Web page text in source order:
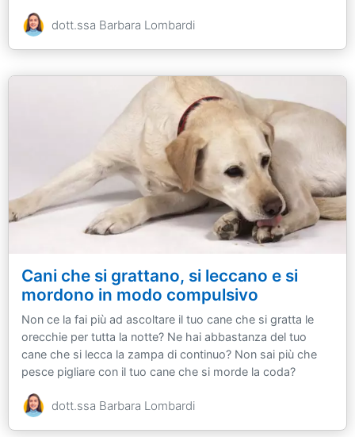
dott.ssa Barbara Lombardi
Cani che si grattano, si leccano e si
mordono in modo compulsivo
Non ce la fai più ad ascoltare il tuo cane che si gratta le
orecchie per tutta la notte? Ne hai abbastanza del tuo
cane che si lecca la zampa di continuo? Non sai più che
pesce pigliare con il tuo cane che si morde la coda?
dott.ssa Barbara Lombardi